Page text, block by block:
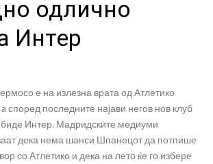
одлично
Интер
е на излезна врата од Атлетико
според последните најави негов нов клуб
Интер. Мадридските медиуми
дека нема шанси Шпанецот да потпише
со Атлетико и дека на лето ќе го избере